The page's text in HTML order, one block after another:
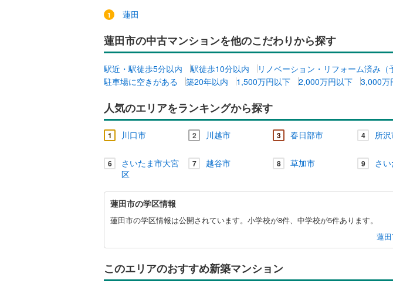
蓮田
蓮田市の中古マンションを他のこだわりから探す
駅近・駅徒歩5分以内 駅徒歩10分以内 リノベーション・リフォーム済み（
駐車場に空きがある
築20年以内 1,500万円以下 2,000万円以下 3,000万
人気のエリアをランキングから探す
1 川口市 2 川越市 3 春日部市 4 所
6
さいたま市大宮
区
7 越谷市 8 草加市 9 さ
蓮
田
市
る
情
蓮田市の学区情報
蓮田市の学区情報は公開されています。小学校が8件、中学校が5件あります。
蓮
このエリアのおすすめ新築マンション